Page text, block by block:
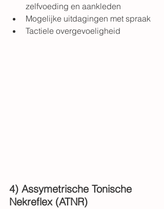
zelfvoeding en aankleden
Mogelijke uitdagingen met spraak
Tactiele overgevoeligheid
4) Assymetrische Tonische
Nekreflex (ATNR)